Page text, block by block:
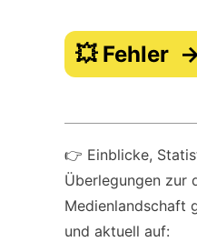
💥 Fehler
👉 Einblicke,
Überlegungen zur
Medienlandschaft
und aktuell auf: